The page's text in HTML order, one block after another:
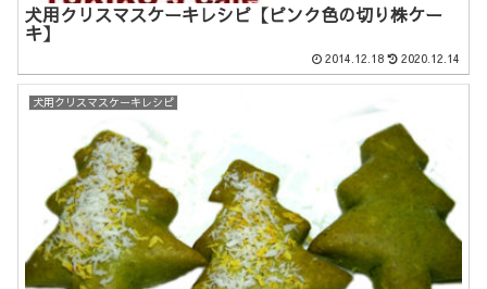
犬用クリスマスケーキレシピ【ピンク色の切り株ケー
キ】
2014.12.18 2020.12.14
犬用クリスマスケーキレシピ